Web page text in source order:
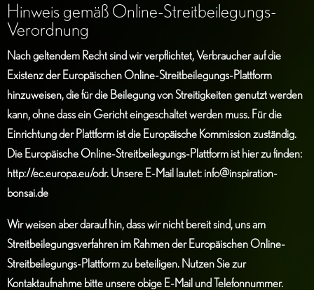
Hinweis gemäß Online-Streitbeilegungs-
Verordnung
Nach geltendem Recht sind wir verpflichtet, Verbraucher auf die
Existenz der Europäischen Online-Streitbeilegungs-Plattform
hinzuweisen, die für die Beilegung von Streitigkeiten genutzt werden
kann, ohne dass ein Gericht eingeschaltet werden muss. Für die
Einrichtung der Plattform ist die Europäische Kommission zuständig.
Die Europäische Online-Streitbeilegungs-Plattform ist hier zu finden:
http://ec.europa.eu/odr. Unsere E-Mail lautet: info@inspiration-
bonsai.de
Wir weisen aber darauf hin, dass wir nicht bereit sind, uns am
Streitbeilegungsverfahren im Rahmen der Europäischen Online-
Streitbeilegungs-Plattform zu beteiligen. Nutzen Sie zur
Kontaktaufnahme bitte unsere obige E-Mail und Telefonnummer.